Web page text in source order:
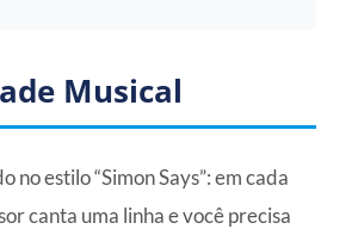
Musical
no estilo “Simon Says”: em cada
canta uma linha e você precisa